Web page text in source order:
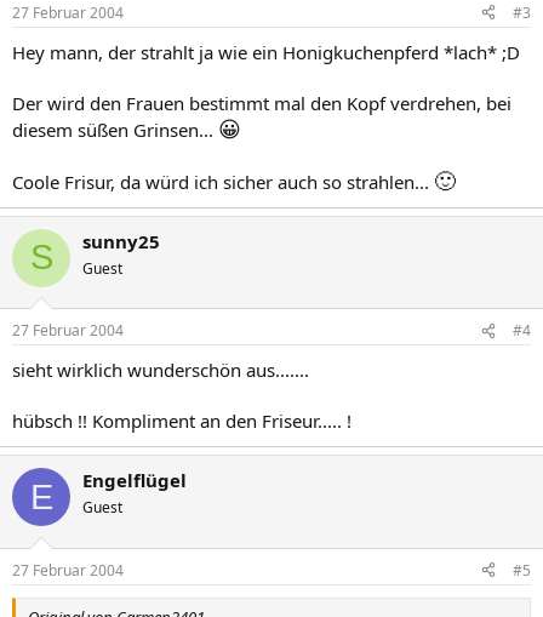
27 Februar 2004 #3
Hey mann, der strahlt ja wie ein Honigkuchenpferd *lach* ;D
Der wird den Frauen bestimmt mal den Kopf verdrehen, bei
diesem süßen Grinsen... 😀
Coole Frisur, da würd ich sicher auch so strahlen... 🙂
S sunny25
Guest
27 Februar 2004 #4
sieht wirklich wunderschön aus.......
hübsch !! Kompliment an den Friseur..... !
E Engelflügel
Guest
27 Februar 2004 #5